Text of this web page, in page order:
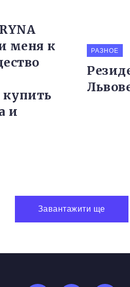
меня к
купить
и
РАЗНОЕ
Завантажити ще